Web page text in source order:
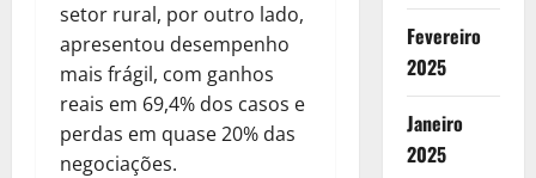
setor rural, por outro lado,
apresentou desempenho
mais frágil, com ganhos
reais em 69,4% dos casos e
perdas em quase 20% das
negociações.
Fevereiro
2025
Janeiro
2025